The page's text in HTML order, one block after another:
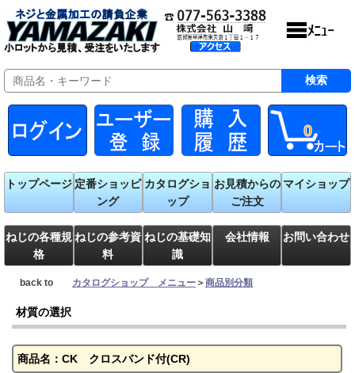
0
トップページ 定番ショッピ
ング
カタログショ
ップ
お見積からの
ご注文
マイショップ
ねじの各種規
格
ねじの参考資
料
ねじの基礎知
識
会社情報 お問い合わせ
back to カタログショップ メニュー ＞商品別分類
材質の選択
商品名：CK クロスバンド付(CR)